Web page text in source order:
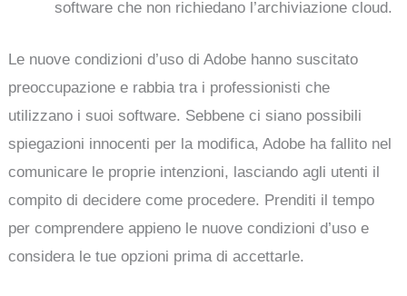
software che non richiedano l’archiviazione cloud.
Le nuove condizioni d’uso di Adobe hanno suscitato
preoccupazione e rabbia tra i professionisti che
utilizzano i suoi software. Sebbene ci siano possibili
spiegazioni innocenti per la modifica, Adobe ha fallito nel
comunicare le proprie intenzioni, lasciando agli utenti il
compito di decidere come procedere. Prenditi il tempo
per comprendere appieno le nuove condizioni d’uso e
considera le tue opzioni prima di accettarle.